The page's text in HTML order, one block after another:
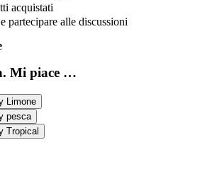
acquistati
partecipare alle discussioni
Mi piace …
Limone
pesca
Tropical